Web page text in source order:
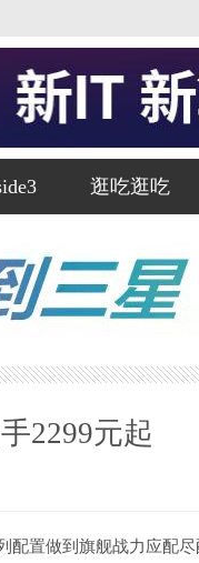
逛吃逛吃
2299元起
配置做到旗舰战力应配